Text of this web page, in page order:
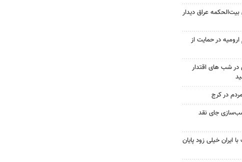
بیت‌الحکمه عراق دیدار
در حمایت از
شب های اقتدار
جای نقد
ایران خیلی زود پایان